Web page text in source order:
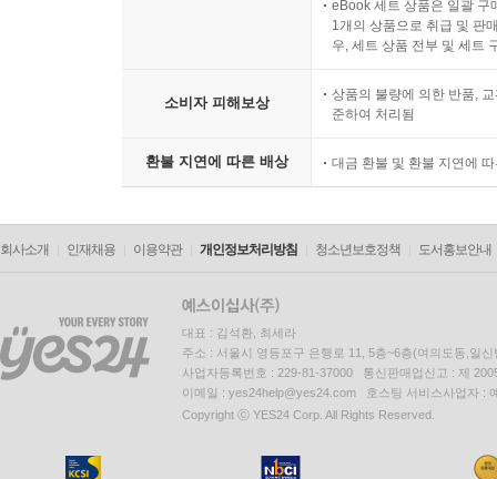
eBook 세트 상품은 일괄 구
1개의 상품으로 취급 및 판
우, 세트 상품 전부 및 세트
소비자 피해보상
상품의 불량에 의한 반품,
준하여 처리됨
환불 지연에 따른 배상 대금 환불 및 환불 지연에
회사소개 인재채용 이용약관 개인정보처리방침 청소년보호정책 도서홍보안내
대표 : 김석환, 최세라
주소 : 서울시 영등포구 은행로 11, 5층~6층(여의도동,일신
사업자등록번호 : 229-81-37000 통신판매업신고 : 제
이메일 : yes24help@yes24.com 호스팅 서비스사업자 :
Copyright ⓒ YES24 Corp. All Rights Reserved.